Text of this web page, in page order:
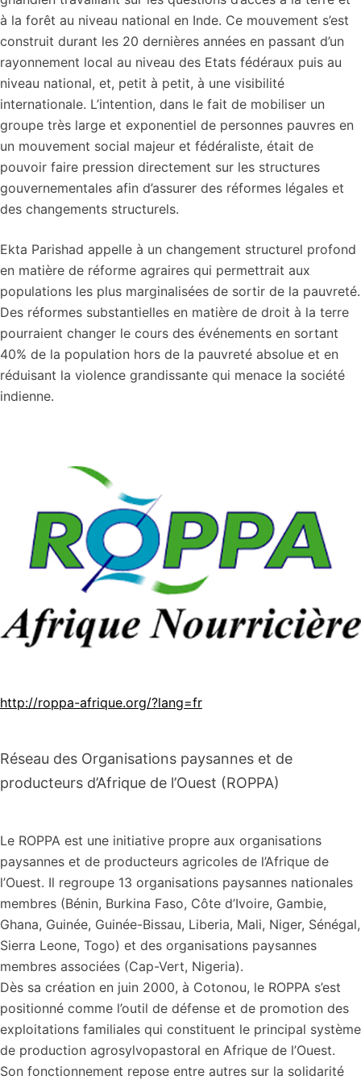
à la forêt au niveau national en Inde. Ce mouvement s’est
construit durant les 20 dernières années en passant d’un
rayonnement local au niveau des Etats fédéraux puis au
niveau national, et, petit à petit, à une visibilité
internationale. L’intention, dans le fait de mobiliser un
groupe très large et exponentiel de personnes pauvres en
un mouvement social majeur et fédéraliste, était de
pouvoir faire pression directement sur les structures
gouvernementales afin d’assurer des réformes légales et
des changements structurels.
Ekta Parishad appelle à un changement structurel profond
en matière de réforme agraires qui permettrait aux
populations les plus marginalisées de sortir de la pauvreté.
Des réformes substantielles en matière de droit à la terre
pourraient changer le cours des événements en sortant
40% de la population hors de la pauvreté absolue et en
réduisant la violence grandissante qui menace la société
indienne.
http://roppa-afrique.org/?lang=fr
Réseau des Organisations paysannes et de
producteurs d’Afrique de l’Ouest (ROPPA)
Le ROPPA est une initiative propre aux organisations
paysannes et de producteurs agricoles de l’Afrique de
l’Ouest. Il regroupe 13 organisations paysannes nationales
membres (Bénin, Burkina Faso, Côte d’Ivoire, Gambie,
Ghana, Guinée, Guinée-Bissau, Liberia, Mali, Niger, Sénégal,
Sierra Leone, Togo) et des organisations paysannes
membres associées (Cap-Vert, Nigeria).
Dès sa création en juin 2000, à Cotonou, le ROPPA s’est
positionné comme l’outil de défense et de promotion des
exploitations familiales qui constituent le principal système
de production agrosylvopastoral en Afrique de l’Ouest.
Son fonctionnement repose entre autres sur la solidarité